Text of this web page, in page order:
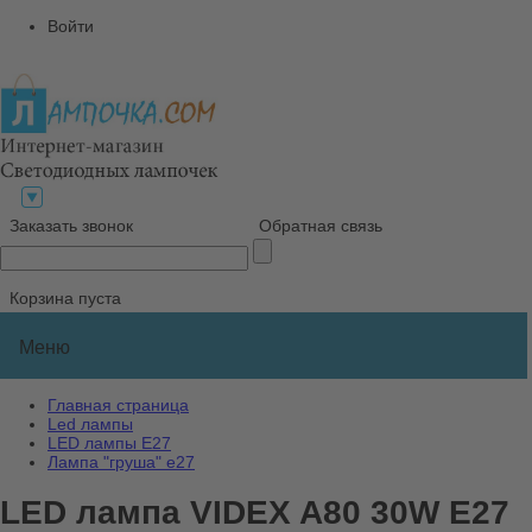
Войти
Заказать звонок Обратная связь
Корзина пуста
Меню
Главная страница
Led лампы
LED лампы E27
Лампа "груша" е27
LED лампа VIDEX A80 30W E27